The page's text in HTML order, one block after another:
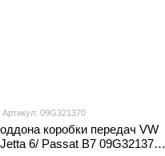
Артикул: 09G321370
коробки передач VW
6/ Passat B7 09G321370,